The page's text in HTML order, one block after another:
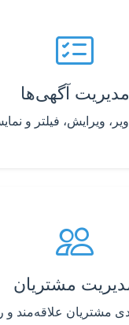
مدیریت آگهی‌ها
ویرایش، فیلتر و
مشتریان
مشتریان علاقه‌مند و